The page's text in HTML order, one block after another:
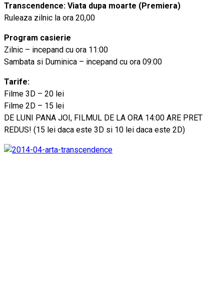
Transcendence: Viata dupa moarte (Premiera)
Ruleaza zilnic la ora 20,00
Program casierie
Zilnic – incepand cu ora 11:00
Sambata si Duminica – incepand cu ora 09:00
Tarife:
Filme 3D – 20 lei
Filme 2D – 15 lei
DE LUNI PANA JOI, FILMUL DE LA ORA 14:00 ARE PRET
REDUS! (15 lei daca este 3D si 10 lei daca este 2D)